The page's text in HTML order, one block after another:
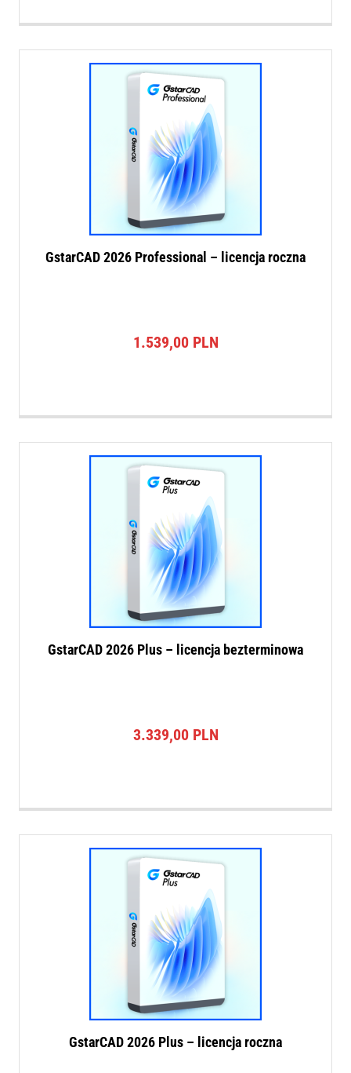
GstarCAD 2026 Professional – licencja roczna
1.539,00 PLN
GstarCAD 2026 Plus – licencja bezterminowa
3.339,00 PLN
GstarCAD 2026 Plus – licencja roczna